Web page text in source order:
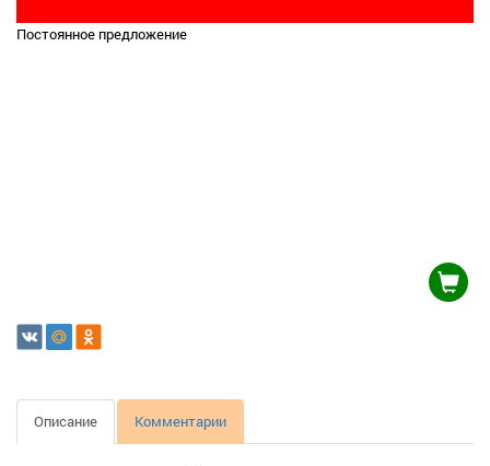
Постоянное предложение
Описание Комментарии